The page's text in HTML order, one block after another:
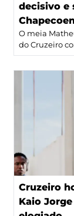
decisivo e
O meia
do Cruzeiro
Cruzeiro
Kaio